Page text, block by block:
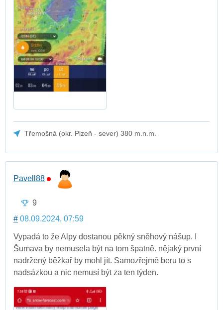
Třemošná (okr. Plzeň - sever) 380 m.n.m.
Pavell88
9
# 08.09.2024, 07:59
Vypadá to že Alpy dostanou pěkný sněhový nášup. I
Šumava by nemusela být na tom špatně. nějaký první
nadržený běžkař by mohl jít. Samozřejmě beru to s
nadsázkou a nic nemusí být za ten týden.